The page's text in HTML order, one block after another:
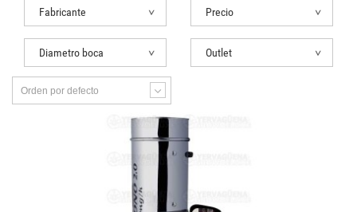
Fabricante Precio
Diametro boca Outlet
Orden por defecto